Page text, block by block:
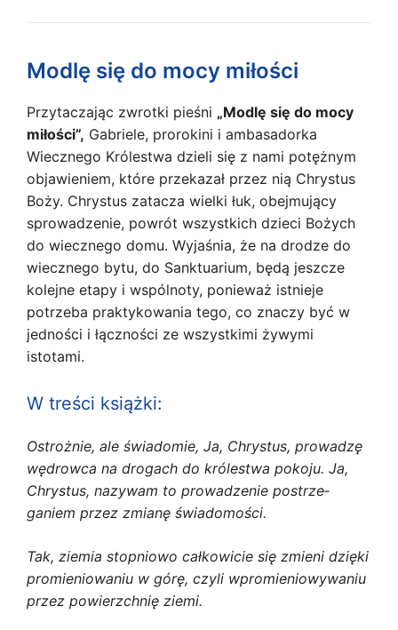
Modlę się do mocy miłości
Przytaczając zwrotki pieśni „Modlę się do mocy
miłości”, Gabriele, prorokini i ambasa­dorka
Wiecznego Królestwa dzieli się z nami potężnym
objawieniem, które przekazał przez nią Chrystus
Boży. Chrystus zatacza wielki łuk, obejmujący
sprowadzenie, powrót wszystkich dzieci Bożych
do wiecznego domu. Wyjaśnia, że na drodze do
wiecznego bytu, do Sanktu­arium, będą jeszcze
kolejne etapy i wspólnoty, ponieważ istnieje
potrzeba praktykowania tego, co znaczy być w
jedności i łączności ze wszystkimi żywymi
istotami.
W treści książki:
Ostrożnie, ale świadomie, Ja, Chrystus, prowa­dzę
wędrowca na drogach do królestwa pokoju. Ja,
Chrystus, nazywam to prowadzenie postrze­
ganiem przez zmianę świadomości.
Tak, ziemia stopniowo całkowicie się zmieni dzięki
promieniowaniu w górę, czyli wpromie­niowywaniu
przez powierzchnię ziemi.